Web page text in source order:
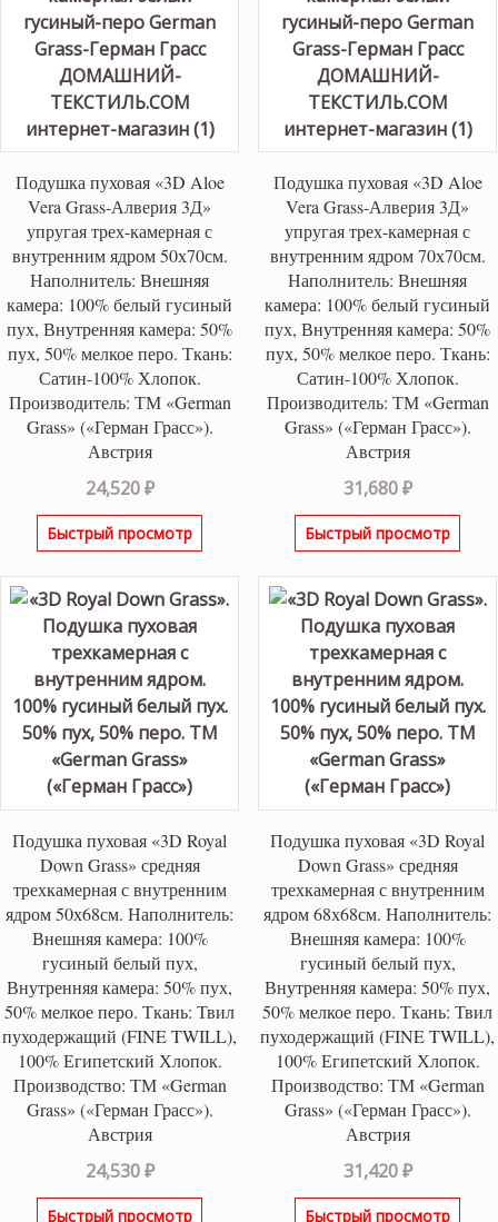
Подушка пуховая «3D Aloe
Vera Grass-Алверия 3Д»
упругая трех-камерная с
внутренним ядром 50х70см.
Наполнитель: Внешняя
камера: 100% белый гусиный
пух, Внутренняя камера: 50%
пух, 50% мелкое перо. Ткань:
Сатин-100% Хлопок.
Производитель: ТМ «German
Grass» («Герман Грасс»).
Австрия
24,520₽
Быстрый просмотр
Подушка пуховая «3D Aloe
Vera Grass-Алверия 3Д»
упругая трех-камерная с
внутренним ядром 70х70см.
Наполнитель: Внешняя
камера: 100% белый гусиный
пух, Внутренняя камера: 50%
пух, 50% мелкое перо. Ткань:
Сатин-100% Хлопок.
Производитель: ТМ «German
Grass» («Герман Грасс»).
Австрия
31,680₽
Быстрый просмотр
Подушка пуховая «3D Royal
Down Grass» средняя
трехкамерная с внутренним
ядром 50х68см. Наполнитель:
Внешняя камера: 100%
гусиный белый пух,
Внутренняя камера: 50% пух,
50% мелкое перо. Ткань: Твил
пуходержащий (FINE TWILL),
100% Египетский Хлопок.
Производство: ТМ «German
Grass» («Герман Грасс»).
Австрия
24,530₽
Быстрый просмотр
Подушка пуховая «3D Royal
Down Grass» средняя
трехкамерная с внутренним
ядром 68х68см. Наполнитель:
Внешняя камера: 100%
гусиный белый пух,
Внутренняя камера: 50% пух,
50% мелкое перо. Ткань: Твил
пуходержащий (FINE TWILL),
100% Египетский Хлопок.
Производство: ТМ «German
Grass» («Герман Грасс»).
Австрия
31,420₽
Быстрый просмотр